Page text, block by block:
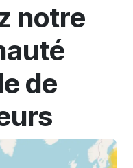
notre
de